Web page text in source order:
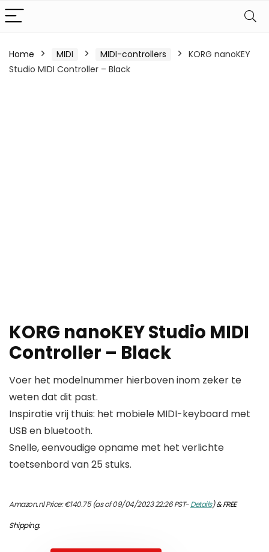
Home MIDI MIDI-controllers
KORG nanoKEY
Studio MIDI Controller – Black
KORG nanoKEY Studio MIDI
Controller – Black
Voer het modelnummer hierboven inom zeker te
weten dat dit past.
Inspiratie vrij thuis: het mobiele MIDI-keyboard met
USB en bluetooth.
Snelle, eenvoudige opname met het verlichte
toetsenbord van 25 stuks.
Amazon.nl Price:€140.75(as of 09/04/2023 22:26 PST-Details)&FREE
Shipping.